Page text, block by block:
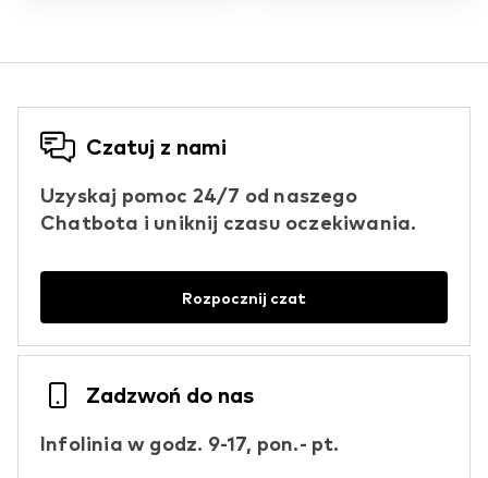
Czatuj z nami
Uzyskaj pomoc 24/7 od naszego
Chatbota i uniknij czasu oczekiwania.
Rozpocznij czat
Zadzwoń do nas
Infolinia w godz. 9-17, pon.- pt.